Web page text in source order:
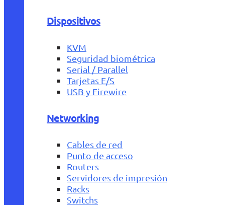
Dispositivos
KVM
Seguridad biométrica
Serial / Parallel
Tarjetas E/S
USB y Firewire
Networking
Cables de red
Punto de acceso
Routers
Servidores de impresión
Racks
Switchs